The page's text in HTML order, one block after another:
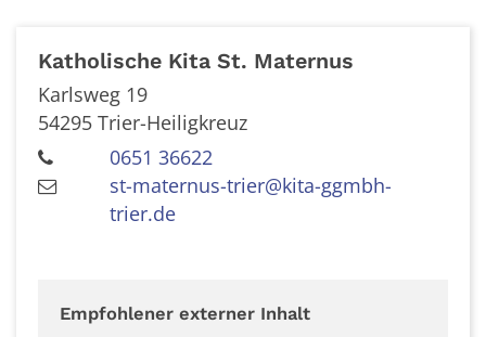
Katholische Kita St. Maternus
Karlsweg 19
54295 Trier-Heiligkreuz
0651 36622
st-maternus-trier@kita-ggmbh-
trier.de
Empfohlener externer Inhalt